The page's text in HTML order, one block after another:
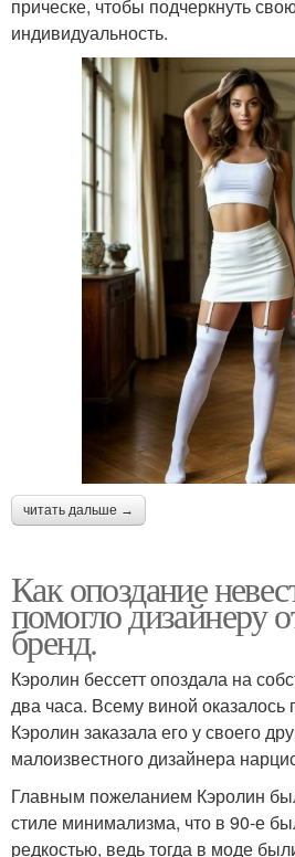
прическе, чтобы подчеркнуть
индивидуальность.
читать дальше →
Как опоздание
помогло дизайнеру
бренд.
Кэролин бессетт опоздала на
два часа. Всему виной оказалось
Кэролин заказала его у своего
малоизвестного дизайнера
Главным пожеланием Кэролин
стиле минимализма, что в 90-е
редкостью, ведь тогда в моде